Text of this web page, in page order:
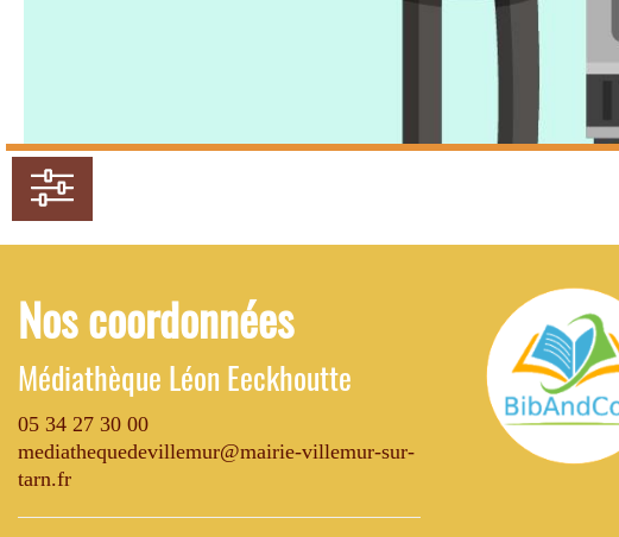
Nos coordonnées
Médiathèque Léon Eeckhoutte
05 34 27 30 00
mediathequedevillemur@mairie-villemur-sur-
tarn.fr